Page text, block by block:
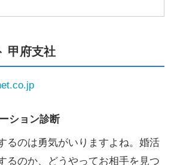
甲府支社
ション診断
るのは勇気がいりますよね。婚活
るのか、どうやってお相手を見つ